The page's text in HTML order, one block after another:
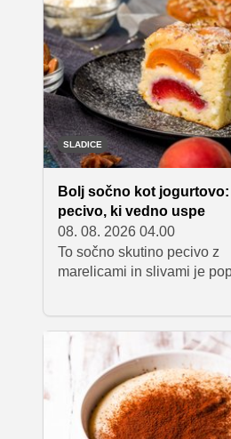
SLADICE
Bolj sočno kot
pecivo, ki vedno uspe
08. 08. 2026 04.00
To sočno skutino pecivo z
marelicami in slivami je
pekača. Zaradi dodatka
bolj kremasto in sočno kot
priljubljeno jogurtovo pecivo,
kombinacija sladkih
kiselkastih sliv pa poskrbi
popolno ravnovesje